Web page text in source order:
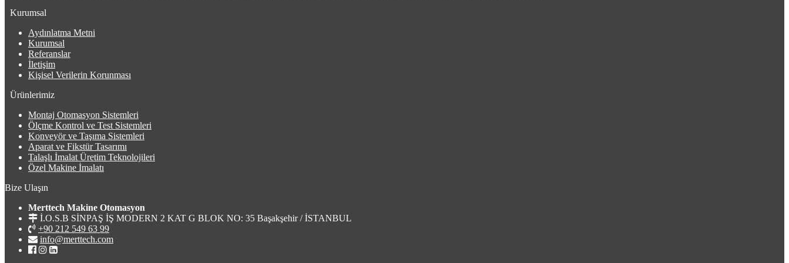
Kurumsal
Aydınlatma Metni
Kurumsal
Referanslar
İletişim
Kişisel Verilerin Korunması
Ürünlerimiz
Montaj Otomasyon Sistemleri
Ölçme Kontrol ve Test Sistemleri
Konveyör ve Taşıma Sistemleri
Aparat ve Fikstür Tasarımı
Talaşlı İmalat Üretim Teknolojileri
Özel Makine İmalatı
Bize Ulaşın
Merttech Makine Otomasyon
İ.O.S.B SİNPAŞ İŞ MODERN 2 KAT G BLOK NO: 35 Başakşehir / İSTANBUL
+90 212 549 63 99
info@merttech.com